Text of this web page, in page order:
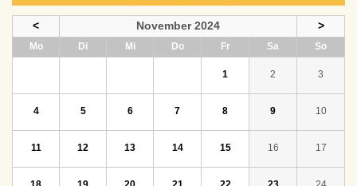
< November 2024 >
Montag Dienstag Mittwoch DonnerstagFreitag Sa Sonntag
1 2 3
4 5 6 7 8 9 10
11 12 13 14 15 16 17